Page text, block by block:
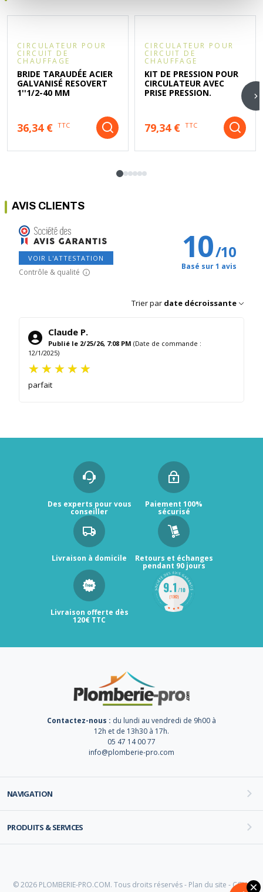
CIRCULATEUR POUR
CIRCUIT DE
CHAUFFAGE
BRIDE TARAUDÉE ACIER
GALVANISÉ RESOVERT
1''1/2-40 MM
36,34 € TTC
CIRCULATEUR POUR
CIRCUIT DE
CHAUFFAGE
KIT DE PRESSION POUR
CIRCULATEUR AVEC
PRISE PRESSION.
79,34 € TTC
AVIS CLIENTS
VOIR L'ATTESTATION
Contrôle & qualité
10/10
Basé sur 1 avis
Trier par date décroissante
Claude P.
Publié le 2/25/26, 7:08 PM (Date de commande :
12/1/2025)
parfait
Des experts pour vous
conseiller
Paiement 100%
sécurisé
Livraison à domicile Retours et échanges
pendant 90 jours
Livraison offerte dès
120€ TTC
Contactez-nous : du lundi au vendredi de 9h00 à
12h et de 13h30 à 17h.
05 47 14 00 77
info@plomberie-pro.com
NAVIGATION
PRODUITS & SERVICES
© 2026 PLOMBERIE-PRO.COM. Tous droits réservés - Plan du site -CGV-